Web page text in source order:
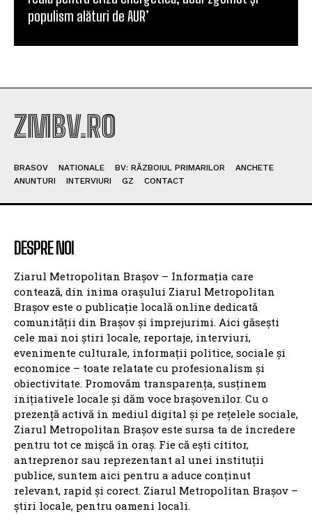
populism alături de AUR’
ZMBV.RO
BRASOV NATIONALE BV: RĂZBOIUL PRIMARILOR
ANCHETE
ANUNTURI
INTERVIURI GZ CONTACT
DESPRE NOI
Ziarul Metropolitan Brașov – Informația care
contează, din inima orașului Ziarul Metropolitan
Brașov este o publicație locală online dedicată
comunității din Brașov și împrejurimi. Aici găsești
cele mai noi știri locale, reportaje, interviuri,
evenimente culturale, informații politice, sociale și
economice – toate relatate cu profesionalism și
obiectivitate. Promovăm transparența, susținem
inițiativele locale și dăm voce brașovenilor. Cu o
prezență activă în mediul digital și pe rețelele sociale,
Ziarul Metropolitan Brașov este sursa ta de încredere
pentru tot ce mișcă în oraș. Fie că ești cititor,
antreprenor sau reprezentant al unei instituții
publice, suntem aici pentru a aduce conținut
relevant, rapid și corect. Ziarul Metropolitan Brașov –
știri locale, pentru oameni locali.